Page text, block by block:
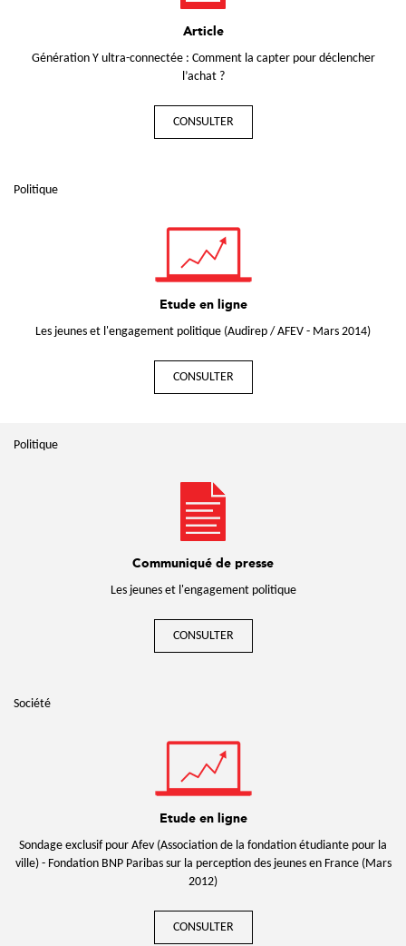
Article
Génération Y ultra-connectée : Comment la capter pour déclencher
l’achat ?
CONSULTER
Politique
Etude en ligne
Les jeunes et l'engagement politique (Audirep / AFEV - Mars 2014)
CONSULTER
Politique
Communiqué de presse
Les jeunes et l'engagement politique
CONSULTER
Société
Etude en ligne
Sondage exclusif pour Afev (Association de la fondation étudiante pour la
ville) - Fondation BNP Paribas sur la perception des jeunes en France (Mars
2012)
CONSULTER